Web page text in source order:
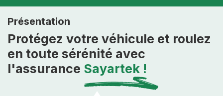
Présentation
Protégez votre véhicule et roulez
en toute sérénité avec
l'assurance Sayartek !